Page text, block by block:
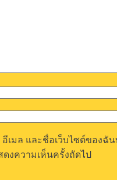
เมล และชื่อเว็บไซต์ของฉัน
งความเห็นครั้งถัดไป